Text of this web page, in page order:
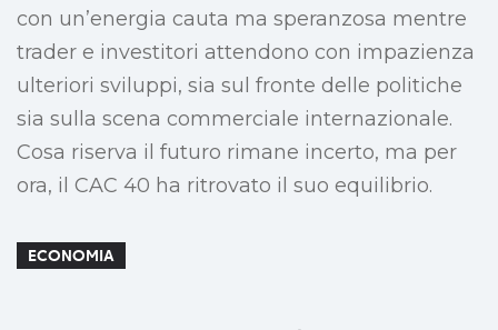
con un’energia cauta ma speranzosa mentre
trader e investitori attendono con impazienza
ulteriori sviluppi, sia sul fronte delle politiche
sia sulla scena commerciale internazionale.
Cosa riserva il futuro rimane incerto, ma per
ora, il CAC 40 ha ritrovato il suo equilibrio.
ECONOMIA